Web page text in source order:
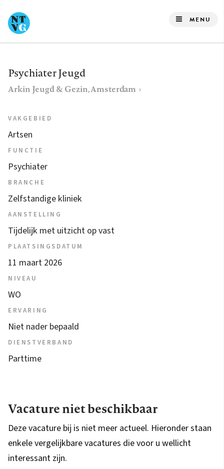
naar
de
gaan
MENU
Psychiater Jeugd
Arkin Jeugd & Gezin, Amsterdam
VAKGEBIED
Artsen
FUNCTIE
Psychiater
BRANCHE
Zelfstandige kliniek
AANSTELLING
Tijdelijk met uitzicht op vast
PLAATSINGSDATUM
11 maart 2026
NIVEAU
WO
ERVARING
Niet nader bepaald
DIENSTVERBAND
Parttime
Vacature niet beschikbaar
Deze vacature bij is niet meer actueel. Hieronder staan
enkele vergelijkbare vacatures die voor u wellicht
interessant zijn.